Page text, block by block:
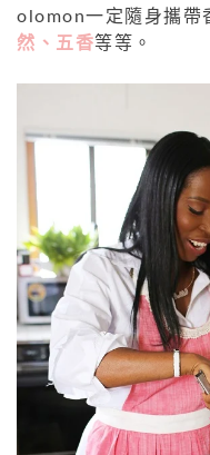
olomon一定隨身攜帶
然、五香等等。